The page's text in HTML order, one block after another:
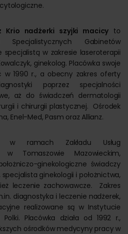
Krio nadżerki szyjki macicy to
Specjalistycznych Gabinetów
specjalistą w zakresie laseroterapii
ginekolog. Placówka swoje
w 1990 r., a obecny zakres oferty
poprzez specjalności
aż do świadczeń dermatologii
i chirurgii plastycznej. Ośrodek
Enel-Med, Pasm oraz Allianz.
ramach Zakładu Usług
Tomaszowie Mazowieckim,
ginekologiczne świadczy
specjalista ginekologii i położnictwa,
leczenie zachowawcze. Zakres
diagnostyka i leczenie nadżerek,
realizowane są w Instytucie
Placówka działa od 1992 r.,
ośrodków medycyny pracy w